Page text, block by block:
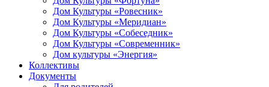
Дом Культуры «Ровесник»
Дом Культуры «Меридиан»
Дом Культуры «Собеседник»
Дом Культуры «Современник»
Дом культуры «Энергия»
Коллективы
Документы